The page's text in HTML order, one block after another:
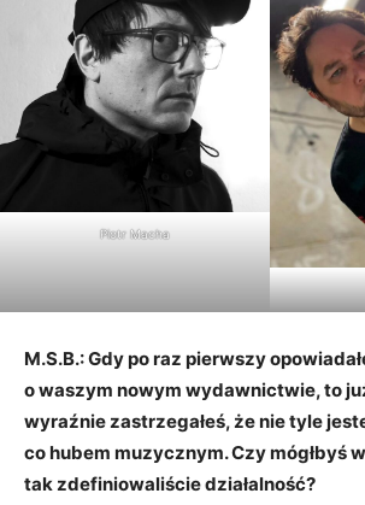
Piotr Macha
M.S.B.: Gdy po raz pierwszy
o waszym nowym wydawnictwie, to
wyraźnie zastrzegałeś, że nie tyle
co hubem muzycznym. Czy mógłbyś
tak zdefiniowaliście działalność?